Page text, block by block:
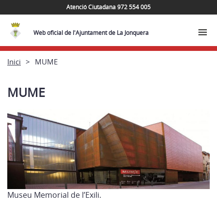
Atenció Ciutadana 972 554 005
Web oficial de l'Ajuntament de La Jonquera
Inici MUME
MUME
Museu Memorial de l’Exili.